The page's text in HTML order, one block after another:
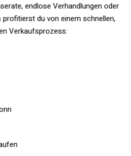
endlose Verhandlungen oder
du von einem schnellen,
Verkaufsprozess: